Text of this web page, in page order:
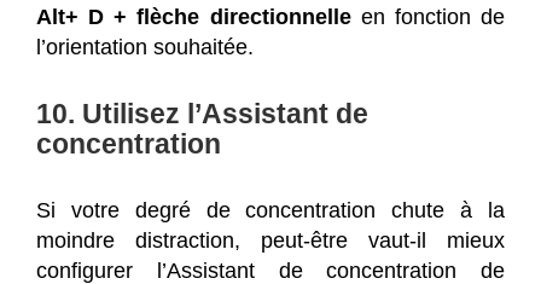
Alt+ D + flèche directionnelle en fonction de
l’orientation souhaitée.
10. Utilisez l’Assistant de
concentration
Si votre degré de concentration chute à la
moindre distraction, peut-être vaut-il mieux
configurer l’Assistant de concentration de